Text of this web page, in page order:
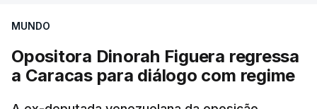
"progressos" nas negociações com o Irão e Omã,
Segundo o meio de comunicação Axios, que cita
MUNDO
Opositora Dinorah Figuera regressa
a Caracas para diálogo com regime